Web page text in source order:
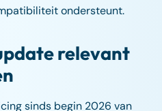
ondersteunt.
relevant
sinds begin 2026 van